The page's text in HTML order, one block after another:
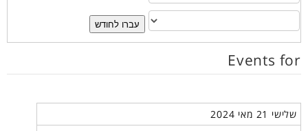
עברו לחודש
Events for
שלישי 21 מאי 2024